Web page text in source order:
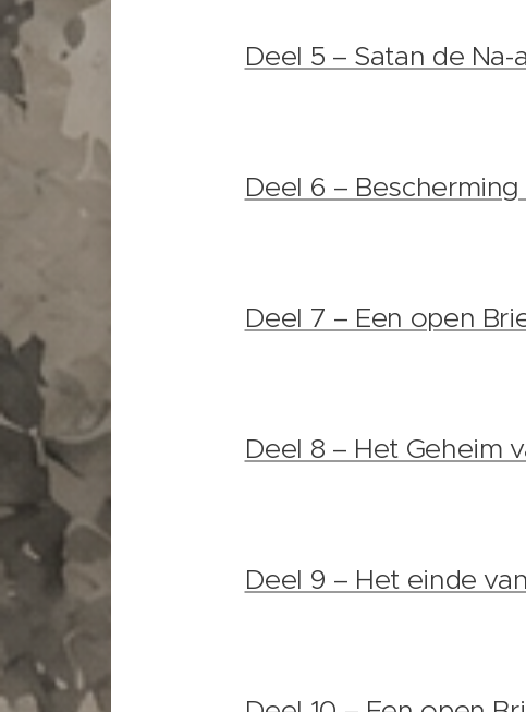
Deel 5 – Satan de
Deel 6 –
Deel 7 – Een open
Deel 8 – Het Geheim
Deel 9 – Het einde